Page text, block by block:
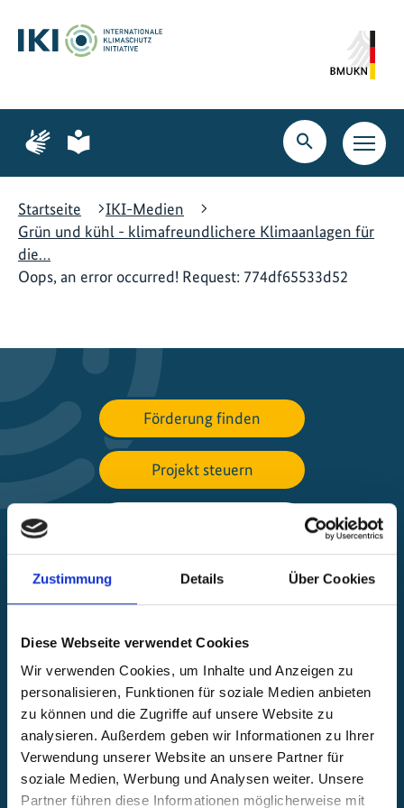
Zustimmung Details Über Cookies
Diese Webseite verwendet Cookies
Wir verwenden Cookies, um Inhalte und Anzeigen zu
personalisieren, Funktionen für soziale Medien anbieten
zu können und die Zugriffe auf unsere Website zu
analysieren. Außerdem geben wir Informationen zu Ihrer
Verwendung unserer Website an unsere Partner für
soziale Medien, Werbung und Analysen weiter. Unsere
Partner führen diese Informationen möglicherweise mit
Hauptinhalt
springen
Suche
springen
Hauptnavigation
springen
Zur
Seite
Gebärdensprache
Zur
Seite
leichte
Suche
öffnen
Startseite
IKI-Medien
Grün und kühl - klimafreundlichere Klimaanlagen für
die…
Oops, an error occurred! Request: 774df65533d52
Förderung finden
Projekt steuern
Über die IKI
Projektkarte